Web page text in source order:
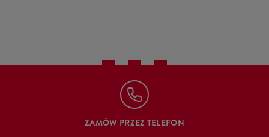
ZAMÓW PRZEZ TELEFON